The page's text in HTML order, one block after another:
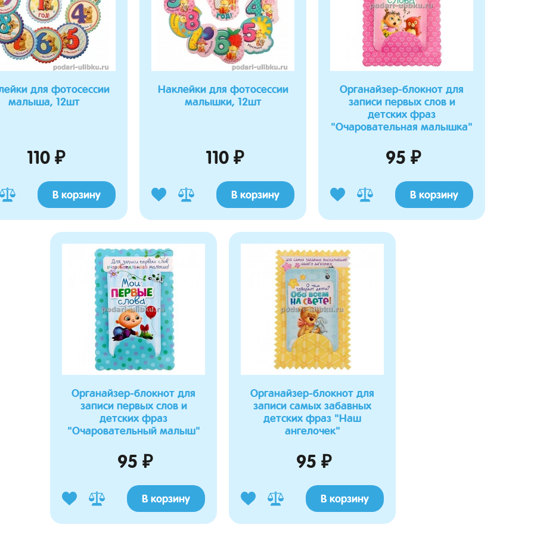
для фотосессии
малыша, 12шт
110 ₽
В корзину
Наклейки для фотосессии
малышки, 12шт
110 ₽
В корзину
Органайзер-блокнот для
записи первых слов и
детских фраз
"Очаровательная малышка"
95 ₽
В корзину
Органайзер-блокнот для
записи первых слов и
детских фраз
"Очаровательный малыш"
95 ₽
В корзину
Органайзер-блокнот для
записи самых забавных
детских фраз "Наш
ангелочек"
95 ₽
В корзину